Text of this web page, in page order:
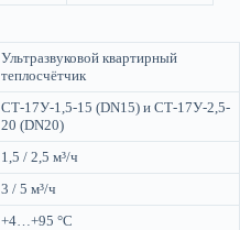
Ультразвуковой квартирный
теплосчётчик
СТ-17У-1,5-15 (DN15) и СТ-17У-2,5-
20 (DN20)
1,5 / 2,5 м³/ч
3 / 5 м³/ч
+4…+95 °C